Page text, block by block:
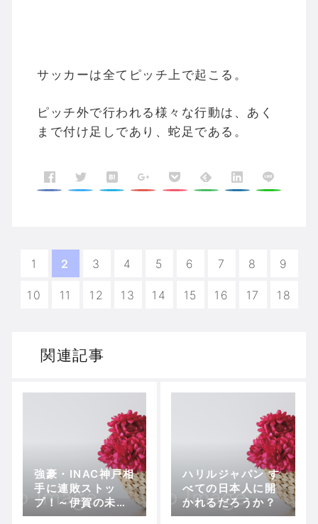
サッカーは全てピッチ上で起こる。
ピッチ外で行われる様々な行動は、あく
まで付け足しであり、蛇足である。
1 2 3 4 5 6 7 8 9
10 11 12 13 14 15 16 17 18
関連記事
強豪・INAC神戸相
手に連敗ストッ
プ！～伊賀の未来
が見えた劇的同点
ハリルジャパン す
べての日本人に開
かれるだろうか？